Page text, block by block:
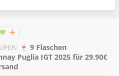
🍷 9 Flaschen
Puglia IGT 2025 für 29,90€